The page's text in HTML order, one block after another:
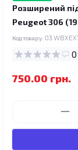
Розширений
Peugeot 306
Код товару:
0
750.00 грн.